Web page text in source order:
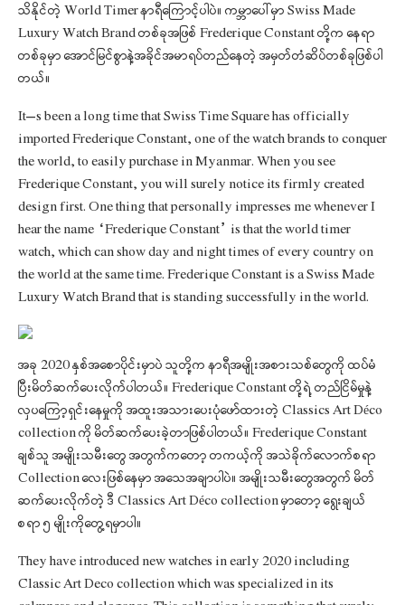
သိနိုင်တဲ့ World Timer နာရီကြောင့်ပါပဲ။ ကမ္ဘာပေါ်မှာ Swiss Made
Luxury Watch Brand တစ်ခုအဖြစ် Frederique Constant တို့က နေရာ
တစ်ခုမှာ အောင်မြင်စွာနဲ့အခိုင်အမာရပ်တည်နေတဲ့ အမှတ်တံဆိပ်တစ်ခုဖြစ်ပါ
တယ်။
It’s been a long time that Swiss Time Square has officially
imported Frederique Constant, one of the watch brands to conquer
the world, to easily purchase in Myanmar. When you see
Frederique Constant, you will surely notice its firmly created
design first. One thing that personally impresses me whenever I
hear the name “Frederique Constant” is that the world timer
watch, which can show day and night times of every country on
the world at the same time. Frederique Constant is a Swiss Made
Luxury Watch Brand that is standing successfully in the world.
အခု 2020 နှစ်အစောပိုင်းမှာပဲ သူတို့က နာရီအမျိုးအစားသစ်တွေကို ထပ်မံ
ပြီးမိတ်ဆက်ပေးလိုက်ပါတယ်။ Frederique Constant တို့ရဲ့ တည်ငြိမ်မှုနဲ့
လှပကြော့ရှင်းနေမှုကို အထူးအသားပေးပုံဖော်ထားတဲ့ Classics Art Déco
collection ကို မိတ်ဆက်ပေးခဲ့တာဖြစ်ပါတယ်။ Frederique Constant
ချစ်သူ အမျိုးသမီးတွေ အတွက်ကတော့ တကယ့်ကို အသဲခိုက်လောက်စရာ
Collection လေးဖြစ်နေမှာ အသေအချာပါပဲ။ အမျိုးသမီးတွေအတွက် မိတ်
ဆက်ပေးလိုက်တဲ့ ဒီ Classics Art Déco collection မှာတော့ ရွေးချယ်
စရာ ၅ မျိုးကိုတွေ့ရမှာပါ။
They have introduced new watches in early 2020 including
Classic Art Deco collection which was specialized in its